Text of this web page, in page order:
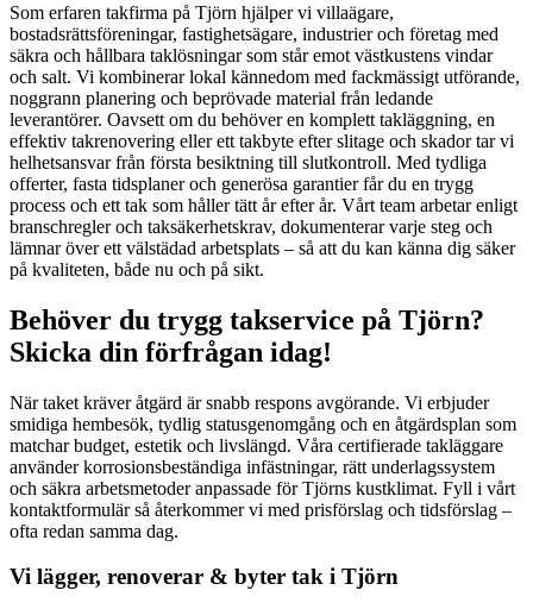
Som erfaren takfirma på Tjörn hjälper vi villaägare,
bostadsrättsföreningar, fastighetsägare, industrier och företag med
säkra och hållbara taklösningar som står emot västkustens vindar
och salt. Vi kombinerar lokal kännedom med fackmässigt utförande,
noggrann planering och beprövade material från ledande
leverantörer. Oavsett om du behöver en komplett takläggning, en
effektiv takrenovering eller ett takbyte efter slitage och skador tar vi
helhetsansvar från första besiktning till slutkontroll. Med tydliga
offerter, fasta tidsplaner och generösa garantier får du en trygg
process och ett tak som håller tätt år efter år. Vårt team arbetar enligt
branschregler och taksäkerhetskrav, dokumenterar varje steg och
lämnar över ett välstädad arbetsplats – så att du kan känna dig säker
på kvaliteten, både nu och på sikt.
Behöver du trygg takservice på Tjörn?
Skicka din förfrågan idag!
När taket kräver åtgärd är snabb respons avgörande. Vi erbjuder
smidiga hembesök, tydlig statusgenomgång och en åtgärdsplan som
matchar budget, estetik och livslängd. Våra certifierade takläggare
använder korrosionsbeständiga infästningar, rätt underlagssystem
och säkra arbetsmetoder anpassade för Tjörns kustklimat. Fyll i vårt
kontaktformulär så återkommer vi med prisförslag och tidsförslag –
ofta redan samma dag.
Vi lägger, renoverar & byter tak i Tjörn